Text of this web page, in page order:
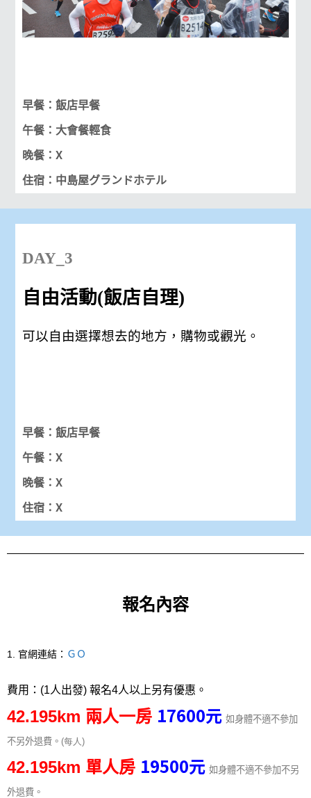
早餐：飯店早餐
午餐：大會餐輕食
晚餐：X
住宿：中島屋グランドホテル
DAY_3
自由活動(飯店自理)
可以自由選擇想去的地方，購物或觀光。
早餐：飯店早餐
午餐：X
晚餐：X
住宿：X
報名內容
1. 官網連結： ＧＯ
費用： (1人出發) 報名4人以上另有優惠。
42.195km 兩人一房 17600元 如身體不適不參加
不另外退費。 (每人 )
42.195km 單人房 19500元 如身體不適不參加不另
外退費。